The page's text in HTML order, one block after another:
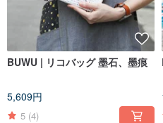
BUWU | リコバッグ 墨石、墨痕
5,609円
5 (4)